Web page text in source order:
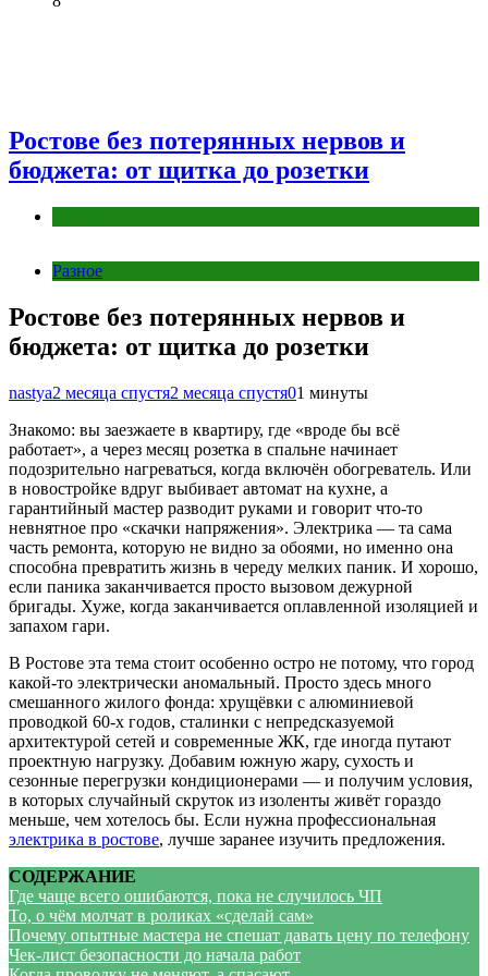
Ростове без потерянных нервов и
бюджета: от щитка до розетки
Разное
Ростове без потерянных нервов и
бюджета: от щитка до розетки
nastya2 месяца спустя2 месяца спустя01 минуты
Знакомо: вы заезжаете в квартиру, где «вроде бы всё
работает», а через месяц розетка в спальне начинает
подозрительно нагреваться, когда включён обогреватель. Или
в новостройке вдруг выбивает автомат на кухне, а
гарантийный мастер разводит руками и говорит что-то
невнятное про «скачки напряжения». Электрика — та сама
часть ремонта, которую не видно за обоями, но именно она
способна превратить жизнь в череду мелких паник. И хорошо,
если паника заканчивается просто вызовом дежурной
бригады. Хуже, когда заканчивается оплавленной изоляцией и
запахом гари.
В Ростове эта тема стоит особенно остро не потому, что город
какой-то электрически аномальный. Просто здесь много
смешанного жилого фонда: хрущёвки с алюминиевой
проводкой 60-х годов, сталинки с непредсказуемой
архитектурой сетей и современные ЖК, где иногда путают
проектную нагрузку. Добавим южную жару, сухость и
сезонные перегрузки кондиционерами — и получим условия,
в которых случайный скруток из изоленты живёт гораздо
меньше, чем хотелось бы. Если нужна профессиональная
электрика в ростове, лучше заранее изучить предложения.
СОДЕРЖАНИЕ
Где чаще всего ошибаются, пока не случилось ЧП
То, о чём молчат в роликах «сделай сам»
Почему опытные мастера не спешат давать цену по телефону
Чек-лист безопасности до начала работ